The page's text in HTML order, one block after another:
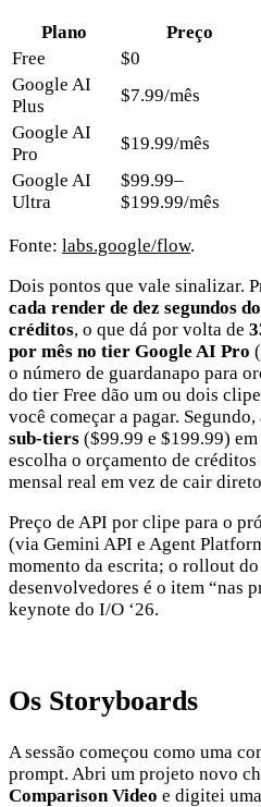
Plano Preço
Free
$0
Google AI
Plus
$7.99/mês
Google AI
Pro
$19.99/mês
Google AI
Ultra
$99.99–
$199.99/mês
Fonte: labs.google/flow.
Dois pontos que vale sinalizar.
cada render de dez segundos
créditos, o que dá por volta de
por mês no tier Google AI Pro
o número de guardanapo para
do tier Free dão um ou dois
você começar a pagar. Segundo,
sub-tiers ($99.99 e $199.99)
escolha o orçamento de
mensal real em vez de cair
Preço de API por clipe para o
(via Gemini API e Agent
momento da escrita; o rollout
desenvolvedores é o item “nas
keynote do I/O ‘26.
Os Storyboards
A sessão começou como uma
prompt. Abri um projeto novo
Comparison Video e digitei